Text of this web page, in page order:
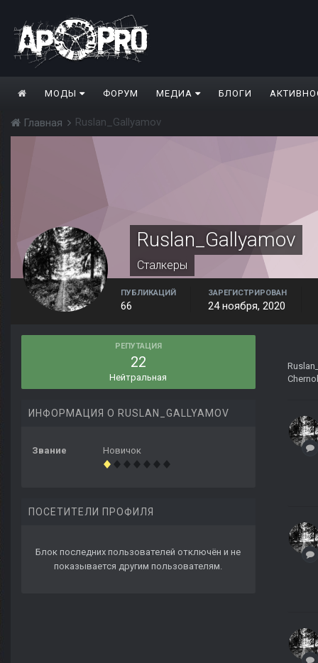
МОДЫ ФОРУМ МЕДИА БЛОГИ
Главная Ruslan_Gallyamov
Ruslan_Gallyamov
Сталкеры
ПУБЛИКАЦИЙ
66
ЗАРЕГИСТРИРОВАН
24 ноября, 2020
РЕПУТАЦИЯ
22
Нейтральная
ИНФОРМАЦИЯ О RUSLAN_GALLYAMOV
Звание Новичок
ПОСЕТИТЕЛИ ПРОФИЛЯ
Блок последних пользователей отключён и не
показывается другим пользователям.